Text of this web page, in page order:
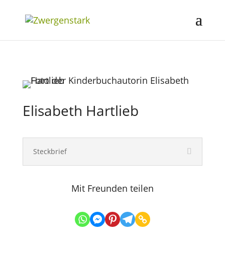
Elisabeth Hartlieb
Steckbrief
Mit Freunden teilen